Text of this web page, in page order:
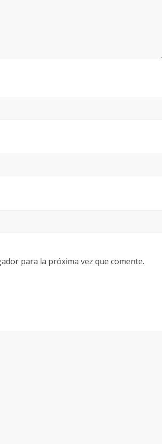
para la próxima vez que comente.